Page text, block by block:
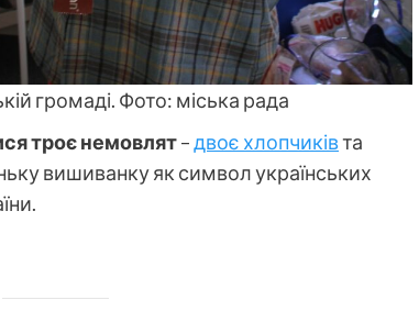
громаді. Фото: міська рада
троє немовлят–двоє хлопчиківта
вишиванку як символ українських